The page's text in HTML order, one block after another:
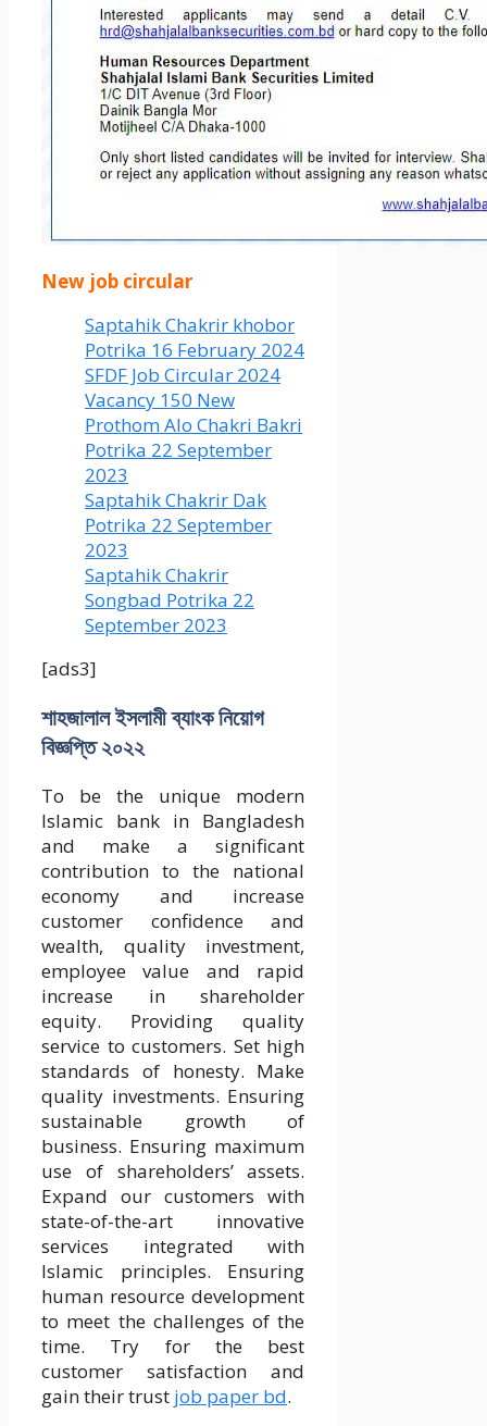
New job circular
Saptahik Chakrir khobor
Potrika 16 February 2024
SFDF Job Circular 2024
Vacancy 150 New
Prothom Alo Chakri Bakri
Potrika 22 September
2023
Saptahik Chakrir Dak
Potrika 22 ‍September
2023
Saptahik Chakrir
Songbad Potrika 22
September 2023
[ads3]
শাহজালাল ইসলামী ব্যাংক নিয়োগ
বিজ্ঞপ্তি ২০২২
To be the unique modern
Islamic bank in Bangladesh
and make a significant
contribution to the national
economy and increase
customer confidence and
wealth, quality investment,
employee value and rapid
increase in shareholder
equity. Providing quality
service to customers. Set high
standards of honesty. Make
quality investments. Ensuring
sustainable growth of
business. Ensuring maximum
use of shareholders’ assets.
Expand our customers with
state-of-the-art innovative
services integrated with
Islamic principles. Ensuring
human resource development
to meet the challenges of the
time. Try for the best
customer satisfaction and
gain their trust job paper bd.